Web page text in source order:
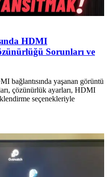
HDMI
Sorunları ve
bağlantısında yaşanan görüntü
çözünürlük ayarları, HDMI
seçenekleriyle